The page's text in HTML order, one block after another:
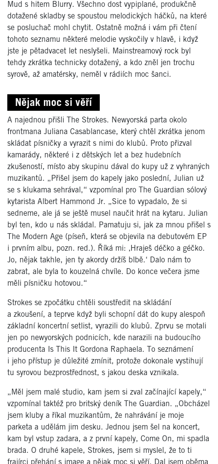
Mud s hitem Blurry. Všechno dost vypiplané, produkčně
dotažené skladby se spoustou melodických háčků, na které
se posluchač mohl chytit. Ostatně možná i vám při čtení
tohoto seznamu některé melodie vyskočily v hlavě, i když
jste je pětadvacet let neslyšeli. Mainstreamový rock byl
tehdy zkrátka technicky dotažený, a kdo zněl jen trochu
syrově, až amatérsky, neměl v rádiích moc šanci.
Nějak moc si věří
A najednou přišli The Strokes. Newyorská parta okolo
frontmana Juliana Casablancase, který chtěl zkrátka jenom
skládat písničky a vyrazit s nimi do klubů. Proto přizval
kamarády, některé i z dětských let a bez hudebních
zkušeností, místo aby skupinu dával do kupy už z vyhraných
muzikantů. „Přišel jsem do kapely jako poslední, Julian už
se s klukama sehrával,“ vzpomínal pro The Guardian sólový
kytarista Albert Hammond Jr. „Sice to vypadalo, že si
sedneme, ale já se ještě musel naučit hrát na kytaru. Julian
byl ten, kdo u nás skládal. Pamatuju si, jak za mnou přišel s
The Modern Age (píseň, která se objevila na debutovém EP
i prvním albu, pozn. red.). Říká mi: ‚Hraješ déčko a géčko.
Jo, nějak takhle, jen ty akordy držíš blbě.‘ Dalo nám to
zabrat, ale byla to kouzelná chvíle. Do konce večera jsme
měli písničku hotovou.“
Strokes se zpočátku chtěli soustředit na skládání
a zkoušení, a teprve když byli schopní dát do kupy alespoň
základní koncertní setlist, vyrazili do klubů. Zprvu se motali
jen po newyorských podnicích, kde narazili na budoucího
producenta Is This It Gordona Raphaela. To seznámení
i jeho přístup je důležité zmínit, protože dokonale vystihují
tu syrovou bezprostřednost, s jakou deska vznikala.
„Měl jsem malé studio, kam jsem si zval začínající kapely,“
vzpomínal taktéž pro britský deník The Guardian. „Obcházel
jsem kluby a říkal muzikantům, že nahrávání je moje
parketa a udělám jim desku. Jednou jsem šel na koncert,
kam byl vstup zadara, a z první kapely, Come On, mi spadla
brada. O druhé kapele, Strokes, jsem si myslel, že to ti
frajírci přehání s image a nějak moc si věří. Dal jsem oběma